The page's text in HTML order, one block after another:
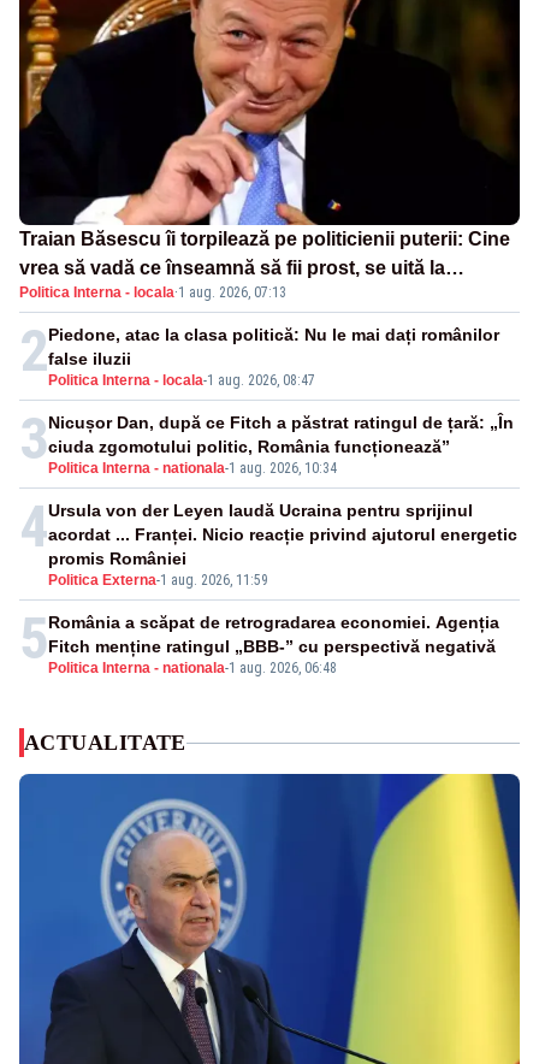
Traian Băsescu îi torpilează pe politicienii puterii: Cine
vrea să vadă ce înseamnă să fii prost, se uită la
România
Politica Interna - locala·1 aug. 2026, 07:13
2 Politica Interna - locala-1 aug. 2026, 08:47
Piedone, atac la clasa politică: Nu le mai dați românilor
false iluzii
3 Politica Interna - nationala-1 aug. 2026, 10:34
Nicușor Dan, după ce Fitch a păstrat ratingul de țară: „În
ciuda zgomotului politic, România funcționează”
4
Politica Externa-1 aug. 2026, 11:59
Ursula von der Leyen laudă Ucraina pentru sprijinul
acordat ... Franței. Nicio reacție privind ajutorul energetic
promis României
5 Politica Interna - nationala-1 aug. 2026, 06:48
România a scăpat de retrogradarea economiei. Agenția
Fitch menține ratingul „BBB-” cu perspectivă negativă
ACTUALITATE